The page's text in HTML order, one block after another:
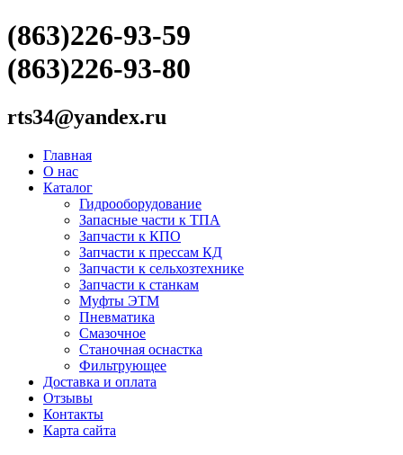
(863)226-93-59
(863)226-93-80
rts34@yandex.ru
Главная
О нас
Каталог
Гидрооборудование
Запасные части к ТПА
Запчасти к КПО
Запчасти к прессам КД
Запчасти к сельхозтехнике
Запчасти к станкам
Муфты ЭТМ
Пневматика
Смазочное
Станочная оснастка
Фильтрующее
Доставка и оплата
Отзывы
Контакты
Карта сайта